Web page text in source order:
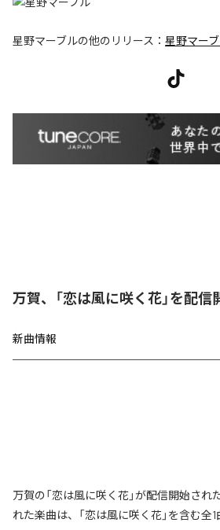
星野マーブルの他のリリース： 星野マー
万賀、「恋は風に咲く花」を配信
新曲情報
万賀の「恋は風に咲く花」が配信開始さ
れた楽曲は、「恋は風に咲く花」を含む全1